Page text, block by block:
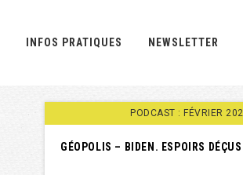
INFOS PRATIQUES NEWSLETTER
PODCAST : FÉVRIER
GÉOPOLIS – BIDEN. ESPOIRS